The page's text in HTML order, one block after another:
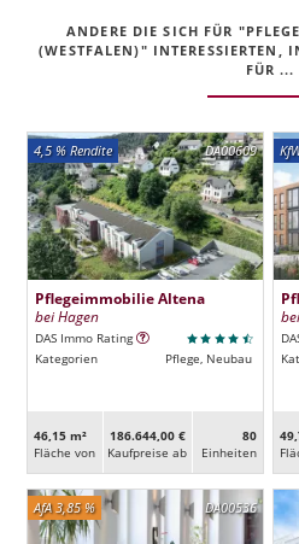
ANDERE DIE SICH FÜR
(WESTFALEN)" INTERESSIERTEN,
FÜR ...
DA00609
4,5 % Rendite
Pflegeimmobilie Altena
bei Hagen
DAS Immo Rating
Kategorien
Pflege, Neubau
46,15 m²
Fläche von
186.644,00 €
Kaufpreise ab
80
Ein­heiten
DA00536
AfA 3,85 %